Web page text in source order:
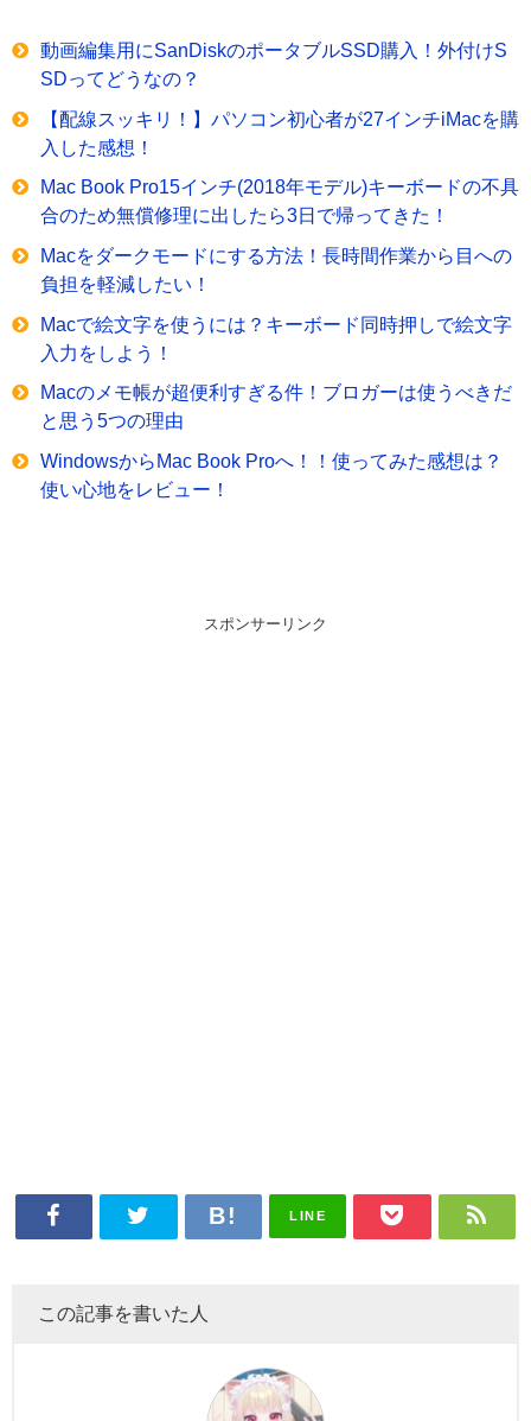
動画編集用にSanDiskのポータブルSSD購入！外付けS
SDってどうなの？
【配線スッキリ！】パソコン初心者が27インチiMacを購
入した感想！
Mac Book Pro15インチ(2018年モデル)キーボードの不具
合のため無償修理に出したら3日で帰ってきた！
Macをダークモードにする方法！長時間作業から目への
負担を軽減したい！
Macで絵文字を使うには？キーボード同時押しで絵文字
入力をしよう！
Macのメモ帳が超便利すぎる件！ブロガーは使うべきだ
と思う5つの理由
WindowsからMac Book Proへ！！使ってみた感想は？
使い心地をレビュー！
スポンサーリンク
LINE
この記事を書いた人